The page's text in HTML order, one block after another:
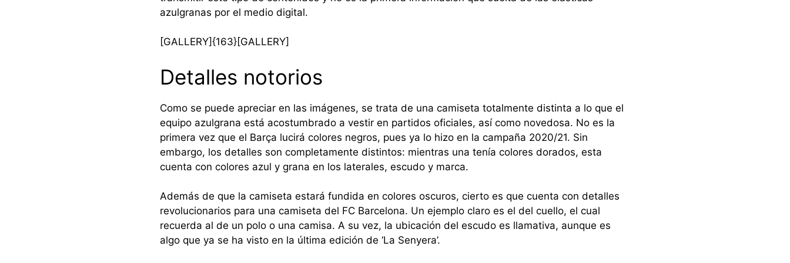
azulgranas por el medio digital.
[GALLERY]{163}[GALLERY]
Detalles notorios
Como se puede apreciar en las imágenes, se trata de una camiseta totalmente distinta a lo que el
equipo azulgrana está acostumbrado a vestir en partidos oficiales, así como novedosa. No es la
primera vez que el Barça lucirá colores negros, pues ya lo hizo en la campaña 2020/21. Sin
embargo, los detalles son completamente distintos: mientras una tenía colores dorados, esta
cuenta con colores azul y grana en los laterales, escudo y marca.
Además de que la camiseta estará fundida en colores oscuros, cierto es que cuenta con detalles
revolucionarios para una camiseta del FC Barcelona. Un ejemplo claro es el del cuello, el cual
recuerda al de un polo o una camisa. A su vez, la ubicación del escudo es llamativa, aunque es
algo que ya se ha visto en la última edición de ‘La Senyera’.